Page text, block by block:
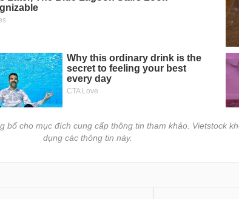
cho mục đích cung cấp thông tin tham khảo. Vietstock
dụng các thông tin này.